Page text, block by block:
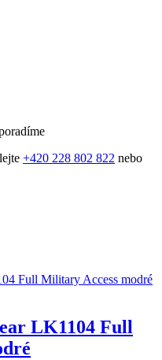
+420 228 802 822 nebo
LK1104 Full